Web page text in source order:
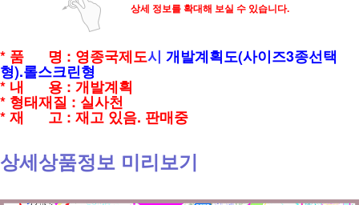
상세 정보를 확대해 보실 수 있습니다.
* 품 명 : 영종국제도시 개발계획도(사이즈3종선택
형).롤스크린형
* 내 용 : 개발계획
* 형태재질 : 실사천
* 재 고 : 재고 있음. 판매중
상세상품정보 미리보기